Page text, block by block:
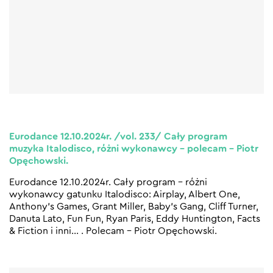
Eurodance 12.10.2024r. /vol. 233/ Cały program
muzyka Italodisco, różni wykonawcy – polecam – Piotr
Opęchowski.
Eurodance 12.10.2024r. Cały program – różni
wykonawcy gatunku Italodisco: Airplay, Albert One,
Anthony’s Games, Grant Miller, Baby’s Gang, Cliff Turner,
Danuta Lato, Fun Fun, Ryan Paris, Eddy Huntington, Facts
& Fiction i inni… . Polecam – Piotr Opęchowski.